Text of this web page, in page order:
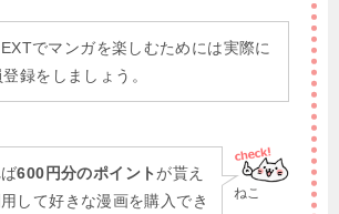
でマンガを楽しむためには実際に
録をしましょう。
ねこ
600円分のポイント が貰え
して好きな漫画を購入でき